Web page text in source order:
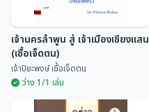
เจ้านครลำพูน สู่ เจ้าเมืองเชียงแสน
(เชื้อเจ็ดตน)
เจ้าปิยะพงษ์ เชื้อเจ็ดตน
ว่าง 1/1 เล่ม